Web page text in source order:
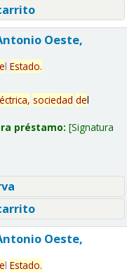
Oeste,
l Estado.
sociedad del
préstamo: Signatura
Oeste,
l Estado.